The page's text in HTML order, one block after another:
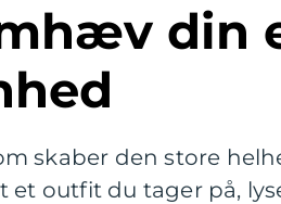
skaber den store
outfit du tager på,